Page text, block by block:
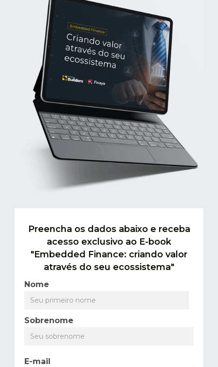
Preencha os dados abaixo e receba
acesso exclusivo ao E-book
"Embedded Finance: criando valor
através do seu ecossistema"
Nome
Sobrenome
E-mail